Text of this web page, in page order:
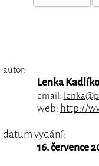
autor:
Lenka
email:
web: http://
datum vydání:
16. července